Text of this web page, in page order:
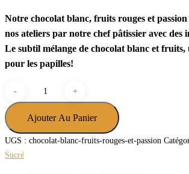
Notre chocolat blanc, fruits rouges et
nos ateliers par notre chef pâtissier avec des
Le subtil mélange de chocolat blanc et
pour les papilles!
quantité
de
Chocolat
blanc,
fruits
Ajouter Au Panier
UGS : chocolat-blanc-fruits-rouges-et-passion
Sucré